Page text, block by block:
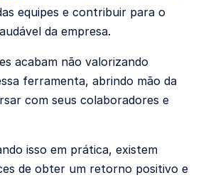
equipes e contribuir para o
da empresa.
acabam não valorizando
ferramenta, abrindo mão da
com seus colaboradores e
isso em prática, existem
de obter um retorno positivo e